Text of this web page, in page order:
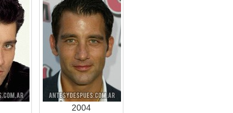
2004